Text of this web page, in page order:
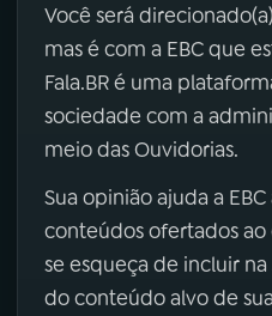
Você será
mas é com a EBC que
Fala.BR é uma
sociedade com a
meio das Ouvidorias.
Sua opinião ajuda a
conteúdos ofertados ao
se esqueça de incluir
do conteúdo alvo de